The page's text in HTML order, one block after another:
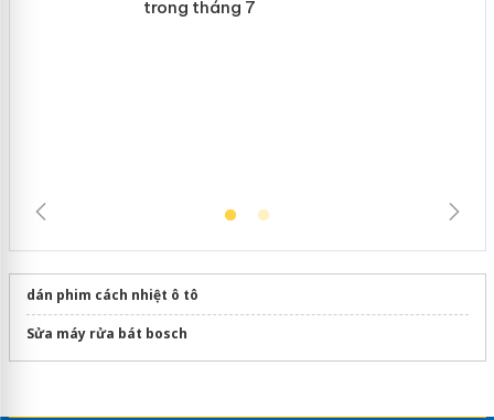
dán phim cách nhiệt ô tô
Sửa máy rửa bát bosch